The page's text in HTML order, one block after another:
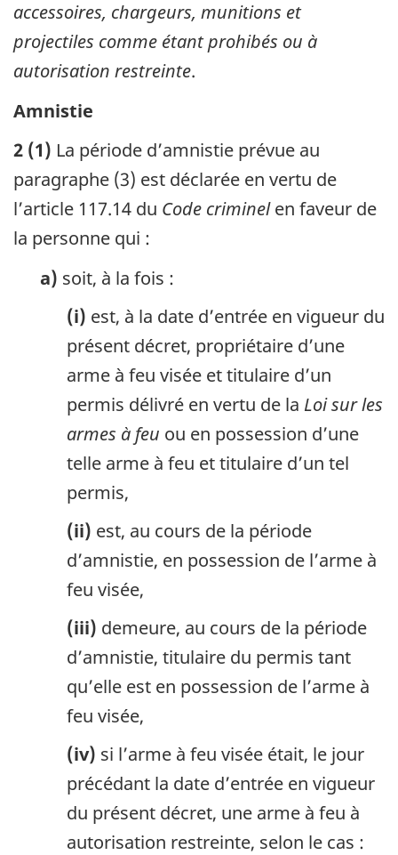
accessoires, chargeurs, munitions et
projectiles comme étant prohibés ou à
autorisation restreinte.
Amnistie
2 (1) La période d’amnistie prévue au
paragraphe (3) est déclarée en vertu de
l’article 117.14 du Code criminelen faveur de
la personne qui :
a) soit, à la fois :
(i) est, à la date d’entrée en vigueur du
présent décret, propriétaire d’une
arme à feu visée et titulaire d’un
permis délivré en vertu de la Loi sur les
armes à feu ou en possession d’une
telle arme à feu et titulaire d’un tel
permis,
(ii) est, au cours de la période
d’amnistie, en possession de l’arme à
feu visée,
(iii) demeure, au cours de la période
d’amnistie, titulaire du permis tant
qu’elle est en possession de l’arme à
feu visée,
(iv) si l’arme à feu visée était, le jour
précédant la date d’entrée en vigueur
du présent décret, une arme à feu à
autorisation restreinte, selon le cas :